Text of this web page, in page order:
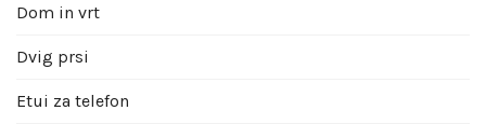
Dom in vrt
Dvig prsi
Etui za telefon